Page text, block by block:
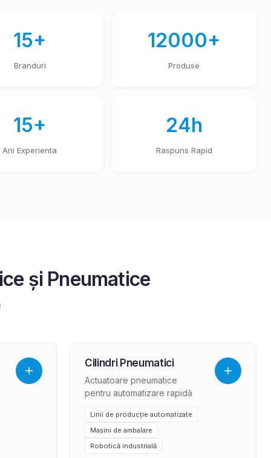
15+
Branduri
12000+
Produse
15+
Ani Experienta
24h
Raspuns Rapid
și Pneumatice
Cilindri Pneumatici
Actuatoare pneumatice
pentru automatizare rapidă
Linii de producție automatizate
Mașini de ambalare
Robotică industrială